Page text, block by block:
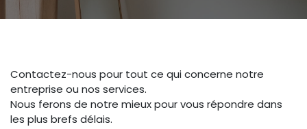
Contactez-nous pour tout ce qui concerne notre
entreprise ou nos services.
Nous ferons de notre mieux pour vous répondre dans
les plus brefs délais.